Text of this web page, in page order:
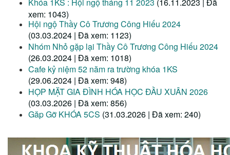
Khóa 1KS : Hội ngộ tháng 11 2023 (16.11.2023 | Đã
xem: 1043)
Hội ngộ Thầy Cô Trương Công Hiếu 2024
(03.03.2024 | Đã xem: 1123)
Nhóm Nhỏ gặp lại Thầy Cô Trương Công Hiếu 2024
(26.03.2024 | Đã xem: 1018)
Cafe kỷ niệm 52 năm ra trường khóa 1KS
(29.06.2024 | Đã xem: 948)
HỌP MẶT GIA ĐÌNH HÓA HỌC ĐẦU XUÂN 2026
(03.03.2026 | Đã xem: 856)
Găp Gỡ KHÓA 5CS (31.03.2026 | Đã xem: 240)